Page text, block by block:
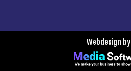
Webdesign by: